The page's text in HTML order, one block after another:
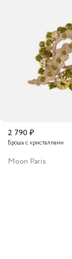
2 790 ₽
Брошь с кристаллами
Moon Paris